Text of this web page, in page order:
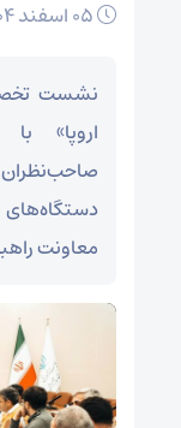
نشست
اروپا»
معاونت